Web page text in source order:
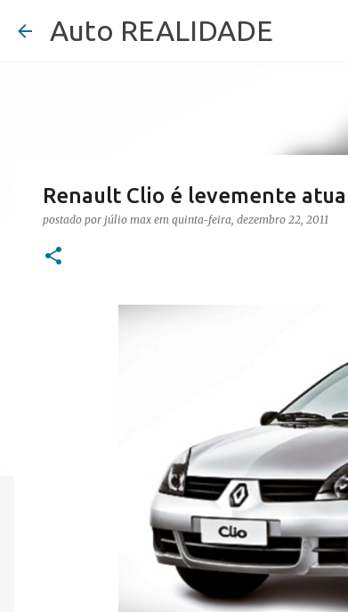
Auto REALIDADE
Renault Clio é levemente
postado por júlio max em quinta-feira, dezembro 22, 2011